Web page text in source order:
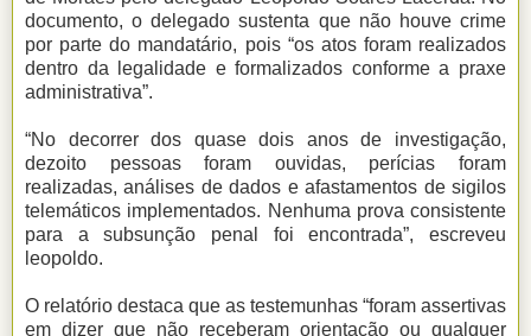
documento, o delegado sustenta que não houve crime
por parte do mandatário, pois “os atos foram realizados
dentro da legalidade e formalizados conforme a praxe
administrativa”.
“No decorrer dos quase dois anos de investigação,
dezoito pessoas foram ouvidas, perícias foram
realizadas, análises de dados e afastamentos de sigilos
telemáticos implementados. Nenhuma prova consistente
para a subsunção penal foi encontrada”, escreveu
leopoldo.
O relatório destaca que as testemunhas “foram assertivas
em dizer que não receberam orientação ou qualquer